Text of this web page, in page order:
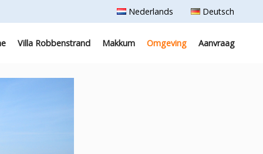
Nederlands Deutsch
Villa Robbenstrand Makkum Omgeving Aanvraag